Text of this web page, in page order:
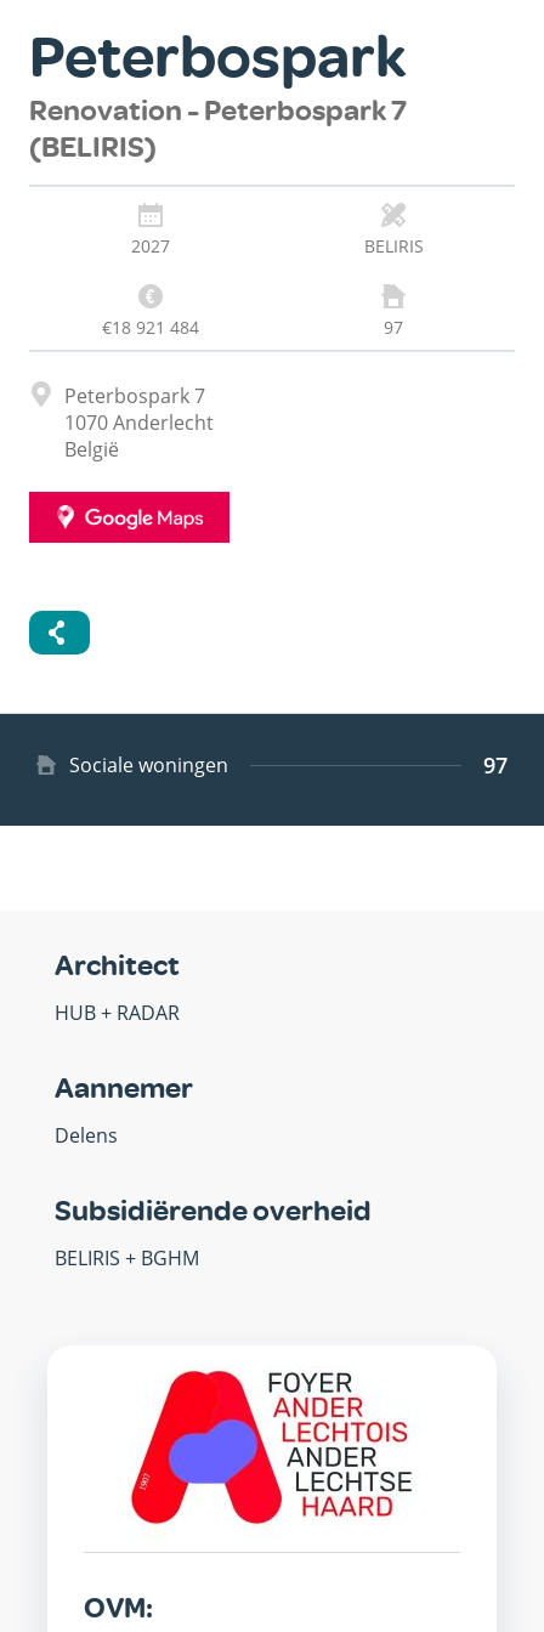
Peterbospark
Renovation - Peterbospark 7
(BELIRIS)
2027 BELIRIS
€18 921 484 97
AdresPeterbospark 7
1070Anderlecht
België
GOOGLE
TypeSociale woningen 97
Architect
HUB + RADAR
Aannemer
Delens
Subsidiërende overheid
BELIRIS + BGHM
OVM: